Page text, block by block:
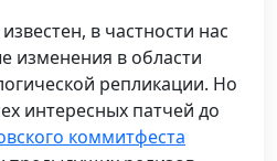
в частности нас
изменения в области
репликации. Но
интересных патчей до
коммитфеста